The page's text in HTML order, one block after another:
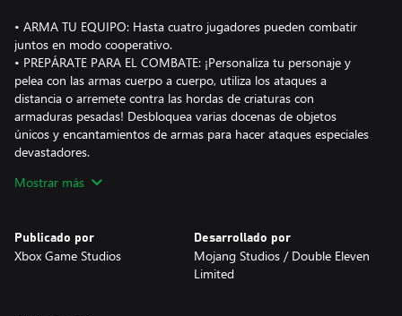
• ARMA TU EQUIPO: Hasta cuatro jugadores pueden combatir
juntos en modo cooperativo.
• PREPÁRATE PARA EL COMBATE: ¡Personaliza tu personaje y
pelea con las armas cuerpo a cuerpo, utiliza los ataques a
distancia o arremete contra las hordas de criaturas con
armaduras pesadas! Desbloquea varias docenas de objetos
únicos y encantamientos de armas para hacer ataques especiales
devastadores.
salvar a los aldeanos y derrotar al malvado Archillano!
Mostrar más
Publicado por
Xbox Game Studios
Desarrollado por
Mojang Studios / Double Eleven
Limited